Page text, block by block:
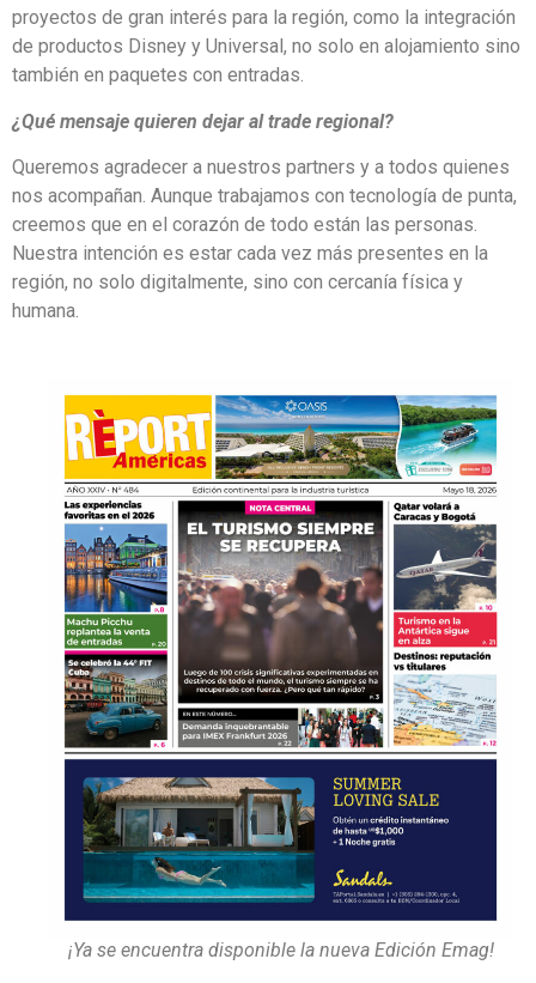
proyectos de gran interés para la región, como la integración
de productos Disney y Universal, no solo en alojamiento sino
también en paquetes con entradas.
¿Qué mensaje quieren dejar al trade regional?
Queremos agradecer a nuestros partners y a todos quienes
nos acompañan. Aunque trabajamos con tecnología de punta,
creemos que en el corazón de todo están las personas.
Nuestra intención es estar cada vez más presentes en la
región, no solo digitalmente, sino con cercanía física y
humana.
¡Ya se encuentra disponible la nueva Edición Emag!